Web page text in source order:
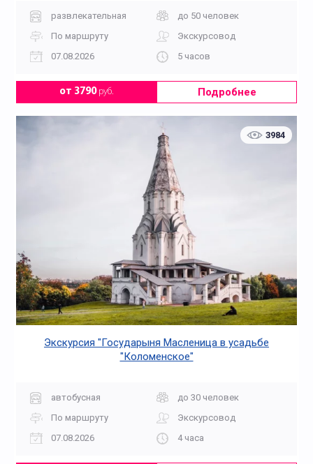
развлекательная
до 50 человек
По маршруту
Экскурсовод
07.08.2026
5 часов
от 3790руб. Подробнее
3984
Экскурсия "Государыня Масленица в усадьбе
"Коломенское"
автобусная
до 30 человек
По маршруту
Экскурсовод
07.08.2026
4 часа